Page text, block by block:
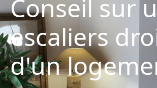
Conseil sur
escaliers
d'un